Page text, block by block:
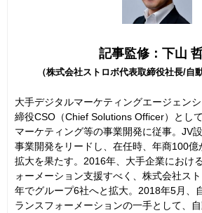
記事監修：下山
（株式会社ストロボ代表取締役社長/自
大手デジタルマーケティングエージェン
締役CSO（Chief Solutions Officer）とし
マーケティング等の事業開発に従事。JV
事業開発をリードし、在任時、年商100億
拡大を果たす。2016年、大手企業におけ
ォーメーション支援すべく、株式会社ス
年でグループ6社へと拡大。2018年5月、
ランスフォーメーションの一手として、